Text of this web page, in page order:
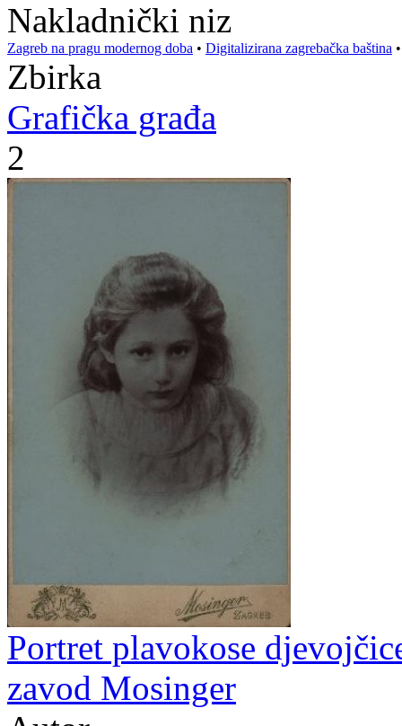
Nakladnički niz
Zagreb na pragu modernog doba • Digitalizirana zagrebačka baština
Zbirka
Grafička građa
2
Portret plavokose
zavod Mosinger